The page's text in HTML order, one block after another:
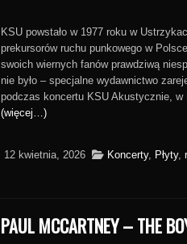
KSU powstało w 1977 roku w
prekursorów ruchu punkowego w
swoich wiernych fanów prawdziwą
nie było – specjalne wydawnictwo
podczas koncertu KSU Akustycznie,
(więcej…)
12 kwietnia, 2026 Koncerty, Płyty,
PAUL MCCARTNEY – THE